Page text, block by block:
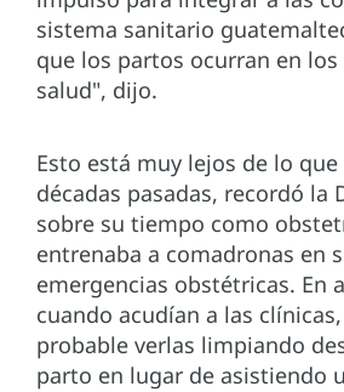
sistema sanitario
que los partos ocurran en
salud", dijo.
Esto está muy lejos de lo que
décadas pasadas, recordó la
sobre su tiempo como
entrenaba a comadronas en
emergencias obstétricas. En
cuando acudían a las clínicas,
probable verlas limpiando
parto en lugar de asistiendo